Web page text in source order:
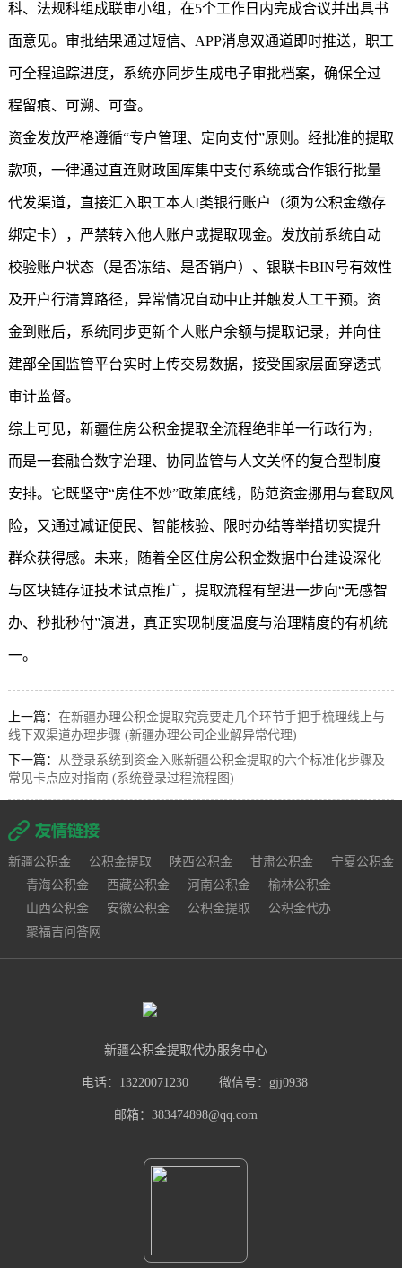
科、法规科组成联审小组，在5个工作日内完成合议并出具书
面意见。审批结果通过短信、APP消息双通道即时推送，职工
可全程追踪进度，系统亦同步生成电子审批档案，确保全过
程留痕、可溯、可查。
资金发放严格遵循“专户管理、定向支付”原则。经批准的提取
款项，一律通过直连财政国库集中支付系统或合作银行批量
代发渠道，直接汇入职工本人I类银行账户（须为公积金缴存
绑定卡），严禁转入他人账户或提取现金。发放前系统自动
校验账户状态（是否冻结、是否销户）、银联卡BIN号有效性
及开户行清算路径，异常情况自动中止并触发人工干预。资
金到账后，系统同步更新个人账户余额与提取记录，并向住
建部全国监管平台实时上传交易数据，接受国家层面穿透式
审计监督。
综上可见， 新疆住房公积金提取全流程绝非单一行政行为，
而是一套融合数字治理、协同监管与人文关怀的复合型制度
安排。它既坚守“房住不炒”政策底线，防范资金挪用与套取风
险，又通过减证便民、智能核验、限时办结等举措切实提升
群众获得感。未来，随着全区住房公积金数据中台建设深化
与区块链存证技术试点推广，提取流程有望进一步向“无感智
办、秒批秒付”演进，真正实现制度温度与治理精度的有机统
一。
上一篇： 在新疆办理公积金提取究竟要走几个环节手把手梳理线上与
线下双渠道办理步骤 (新疆办理公司企业解异常代理)
下一篇： 从登录系统到资金入账新疆公积金提取的六个标准化步骤及
常见卡点应对指南 (系统登录过程流程图)
新疆公积金 公积金提取 陕西公积金 甘肃公积金
宁夏公积金
青海公积金
西藏公积金 河南公积金
榆林公积金
山西公积金
安徽公积金 公积金提取
公积金代办
聚福吉问答网
新疆公积金提取代办服务中心
电话：13220071230 微信号：gjj0938
邮箱：383474898@qq.com